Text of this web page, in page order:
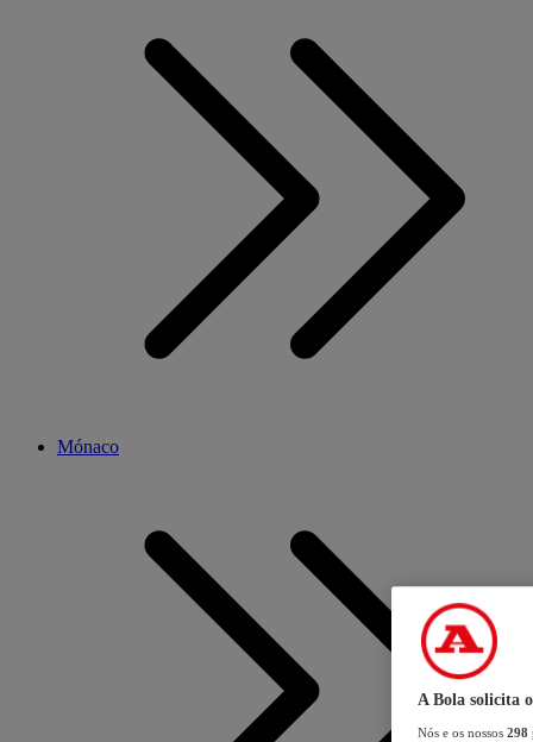
Mónaco
A Bola solicita
Nós e os nossos 298